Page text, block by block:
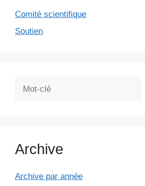
Comité scientifique
Soutien
Archive
Archive par année